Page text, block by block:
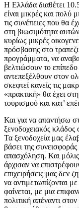
Η Ελλάδα διαθέτει
είναι μικρές και πολύ
τις συνέπειες που θα
στη βιωσιμότητα
κυρίως μικρές
πρόσβασης στο
προγράμματα, να
βελτιώσουν το
αντεπεξέλθουν στον
σκεφτεί κανείς τις
«πρακτική» θα έχει
τουρισμού και κατ’
Και για να απαντήσω
ξενοδοχειακός κλάδος
Τα ξενοδοχεία μας
βάσει της
απασχόληση. Και μόλις
άρχισαν να
επιχειρήσεις μας δεν
να αντιμετωπίζονται
φαίνεται, με μια
πολιτική απέναντι